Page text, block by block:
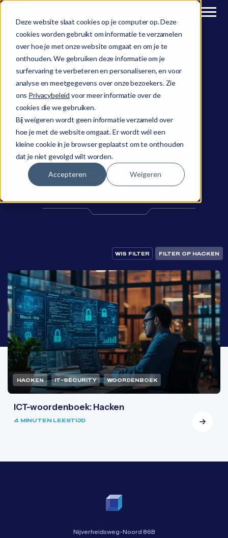
Deze website slaat cookies op je computer op. Deze
cookies worden gebruikt om informatie te verzamelen
over hoe je met onze website omgaat en om je te
onthouden. We gebruiken deze informatie om je
surfervaring te verbeteren en personaliseren, en voor
analyse en meetgegevens over onze bezoekers. Zie
ons Privacybeleid voor meer informatie over de
cookies die we gebruiken.
Bij weigeren wordt geen informatie verzameld over
hoe je met de website omgaat. Er wordt wél een
kleine cookie in je browser geplaatst om te onthouden
dat je niet gevolgd wilt worden.
Accepteren Weigeren
BLOG
WIS FILTER FILTER OP HACKEN
HACKEN IT-SECURITY WOORDENBOEK
ICT-woordenboek: Hacken
4 MINUTEN LEESTIJD
Nijverheidsweg-Noord 86B